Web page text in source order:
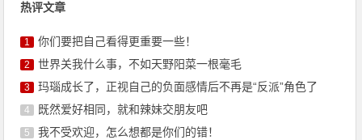
热评文章
1 你们要把自己看得更重要一些！
2 世界关我什么事，不如天野阳菜一根毫毛
3 玛瑙成长了，正视自己的负面感情后不再是“反派”角色了
4 既然爱好相同，就和辣妹交朋友吧
5 我不受欢迎，怎么想都是你们的错！